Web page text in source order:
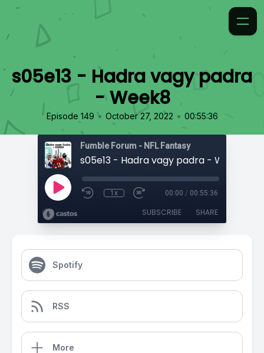
s05e13 - Hadra vagy padra
- Week8
Episode 149 • October 27, 2022 • 00:55:36
Fumble Forum - NFL Fantasy
s05e13 - Hadra vagy padra - Week8
1x 00:00 / 00:55:36
SUBSCRIBE SHARE
Spotify
RSS
More